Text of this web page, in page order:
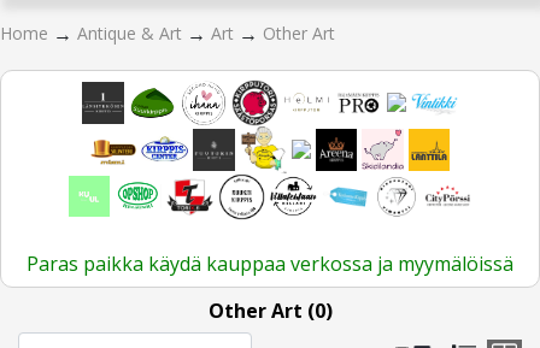
Home → Antique & Art → Art → Other Art
Paras paikka käydä kauppaa verkossa ja myymälöissä
Other Art (0)